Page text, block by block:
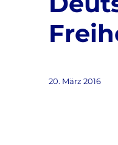
Veröffentlicht
20. März 2016